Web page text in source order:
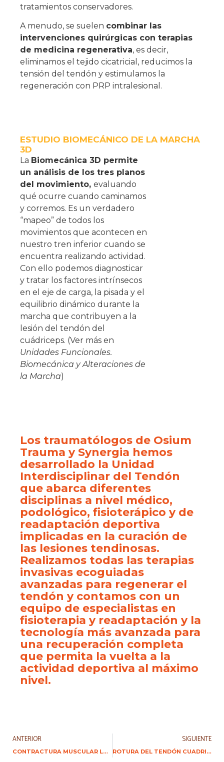
tratamientos conservadores.
A menudo, se suelen combinar las
intervenciones quirúrgicas con terapias
de medicina regenerativa, es decir,
eliminamos el tejido cicatricial, reducimos la
tensión del tendón y estimulamos la
regeneración con PRP intralesional.
ESTUDIO BIOMECÁNICO DE LA MARCHA
3D
La Biomecánica 3D permite
un análisis de los tres planos
del movimiento, evaluando
qué ocurre cuando caminamos
y corremos. Es un verdadero
“mapeo” de todos los
movimientos que acontecen en
nuestro tren inferior cuando se
encuentra realizando actividad.
Con ello podemos diagnosticar
y tratar los factores intrínsecos
en el eje de carga, la pisada y el
equilibrio dinámico durante la
marcha que contribuyen a la
lesión del tendón del
cuádriceps. (Ver más en
Unidades Funcionales.
Biomecánica y Alteraciones de
la Marcha)
Los traumatólogos de Osium
Trauma y Synergia hemos
desarrollado la Unidad
Interdisciplinar del Tendón
que abarca diferentes
disciplinas a nivel médico,
podológico, fisioterápico y de
readaptación deportiva
implicadas en la curación de
las lesiones tendinosas.
Realizamos todas las terapias
invasivas ecoguiadas
avanzadas para regenerar el
tendón y contamos con un
equipo de especialistas en
fisioterapia y readaptación y la
tecnología más avanzada para
una recuperación completa
que permita la vuelta a la
actividad deportiva al máximo
nivel.
ANTERIOR
CONTRACTURA MUSCULAR LUMBAR
SIGUIENTE
ROTURA DEL TENDÓN CUADRICIPITAL